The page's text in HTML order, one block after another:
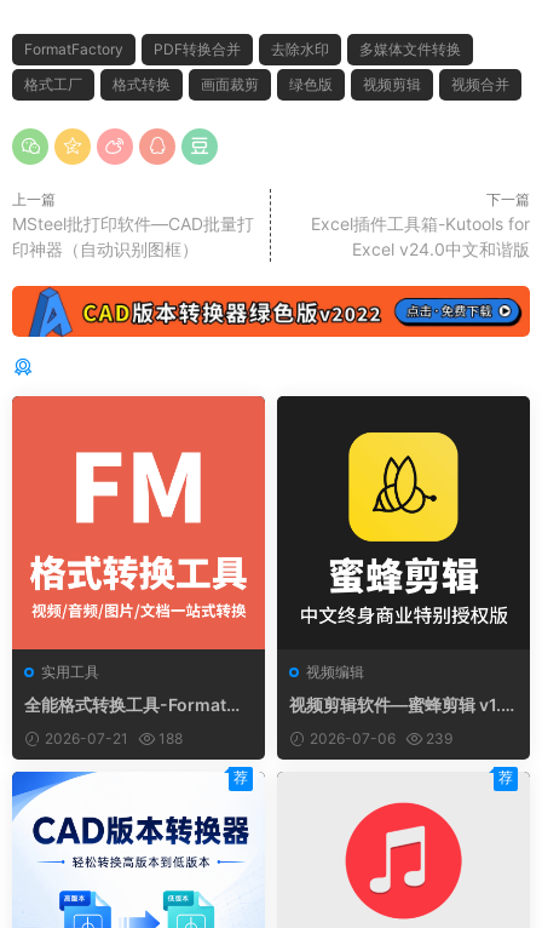
FormatFactory PDF转换合并 去除水印
多媒体文件转换
格式工厂
格式转换 画面裁剪 绿色版 视频剪辑 视频合并
上一篇
MSteel批打印软件—CAD批量打
印神器（自动识别图框）
下一篇
Excel插件工具箱-Kutools for
Excel v24.0中文和谐版
实用工具
全能格式转换工具-FormatMa
ster v1.0.0
2026-07-21 188
视频编辑
视频剪辑软件—蜜蜂剪辑 v1.5.
0.1 中文终身商业特别授权版
（附安装说明）
2026-07-06 239
荐 荐